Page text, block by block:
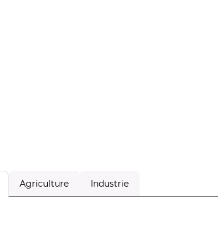
Agriculture Industrie